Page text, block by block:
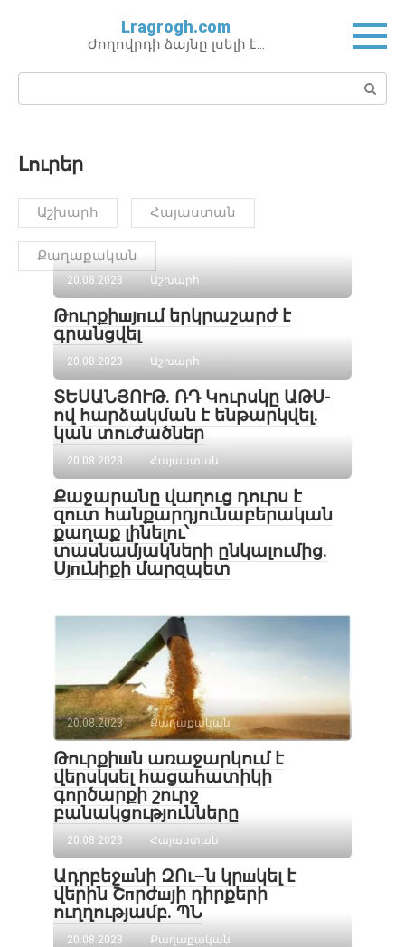
Lragrogh.com
Ժողովրդի ձայնը լսելի է…
Поиск:
Լուրեր
Աշխարհ Հայաստան
Քաղաքական
20.08.2023 Աշխարհ
Թուրքիшյпւմ երկրաշարժ է
գրանցվել
20.08.2023 Աշխարհ
ՏԵՍԱՆՅՈՒԹ. ՌԴ Կուրսկը ԱԹՍ-
ով հարձակման է ենթարկվել․
կան տուժածներ
20.08.2023 Հայաստան
Քաջարանը վաղուց դուրս է
զուտ հանքարդյունաբերական
քաղաք լինելու՝
տասնամյակների ընկալումից.
Սյпւնիքի մարզպետ
20.08.2023 Քաղաքական
Թուրքիшն առաջարկում է
վերսկսել հացահատիկի
գործարքի շուրջ
բանակցությունները
20.08.2023 Հայաստան
Ադրբեջшնի ԶՈւ–ն կրшկել է
վերին Շпրժшյի դիրքերի
ուղղությամբ. ՊՆ
20.08.2023 Քաղաքական